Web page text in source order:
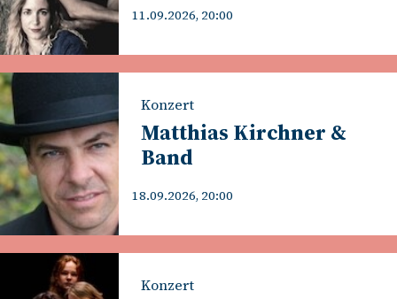
11.09.2026, 20:00
Konzert
Matthias Kirchner &
Band
18.09.2026, 20:00
Konzert